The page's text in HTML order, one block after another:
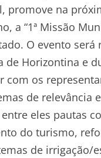
promove na
a “1ª Missão
O evento será
de Horizontina e
com os
de relevância
eles pautas
do turismo,
de irrigação/